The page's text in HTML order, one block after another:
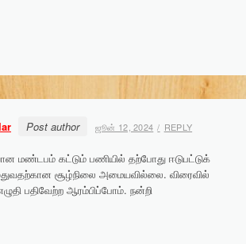
Post author ஜூன் 12, 2024 REPLY
மண்டபம் கட்டும் பணியில் தற்போது ஈடுபட்டுக்
சூழ்நிலை அமையவில்லை. விரைவில்
பதிவேற்ற ஆரம்பிப்போம். நன்றி